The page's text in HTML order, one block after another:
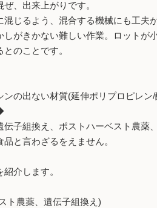
、出来上がりです。
じるよう、混合する機械にも工夫が
がきかない難しい作業。ロットが
のことです。
の出ない材質(延伸ポリプロピレン
子組換え、ポストハーベスト農薬
と言わざるをえません。
介します。
ト農薬、遺伝子組換え)